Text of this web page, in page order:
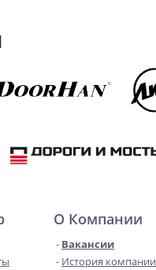
О Компании
Вакансии
История компании